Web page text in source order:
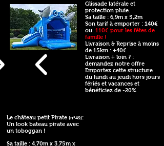
Glissade latérale et
protection pluie.
Sa taille : 6,9m x 5,2m
Son tarif à emporter : 140€
ou 110€ pour les fêtes de
famille !
Livraison & Reprise à moins
de 15km : +40€
Livraison + loin ? :
demandez notre offre
Emportez cette structure
du lundi au jeudi hors jours
fériés et vacances et
bénéficiez de -20%
Le château petit Pirate (n°49):
Un look bateau pirate avec
un toboggan !
Sa taille : 4.70m x 3.75m x